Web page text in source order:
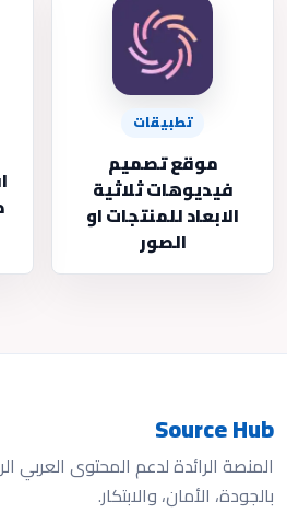
تطبيقات
موقع تصميم
فيديوهات ثلاثية
الابعاد للمنتجات او
الصور
Source Hub
المنصة الرائدة لدعم المحتوى العربي
بالجودة، الأمان، والابتكار.